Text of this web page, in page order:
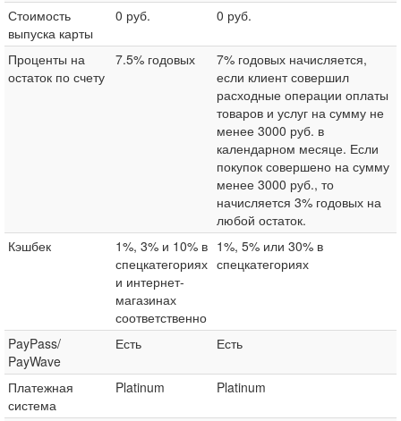
Стоимость
выпуска карты
0 руб. 0 руб.
Проценты на
остаток по счету
7.5% годовых
7% годовых начисляется,
если клиент совершил
расходные операции оплаты
товаров и услуг на сумму не
менее 3000 руб. в
календарном месяце. Если
покупок совершено на сумму
менее 3000 руб., то
начисляется 3% годовых на
любой остаток.
Кэшбек
1%, 3% и 10% в
спецкатегориях
и интернет-
магазинах
соответственно
1%, 5% или 30% в
спецкатегориях
PayPass/
PayWave
Есть Есть
Платежная
система
Platinum Platinum